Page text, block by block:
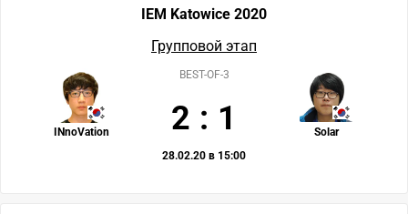
IEM Katowice 2020
Групповой этап
INnoVation Solar
BEST-OF-3
2 : 1
28.02.20 в 15:00